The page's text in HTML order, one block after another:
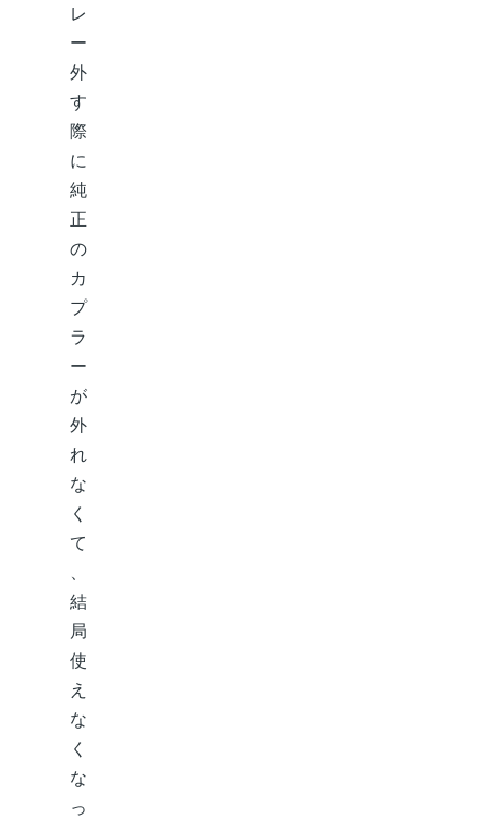
レ
ー
外
す
際
に
純
正
の
カ
プ
ラ
ー
が
外
れ
な
く
て
結
局
使
え
な
く
な
っ